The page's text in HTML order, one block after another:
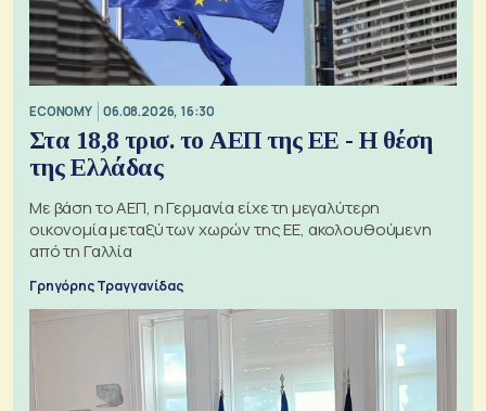
ECONOMY 06.08.2026, 16:30
Στα 18,8 τρισ. το ΑΕΠ της ΕΕ - Η θέση
της Ελλάδας
Με βάση το ΑΕΠ, η Γερμανία είχε τη μεγαλύτερη
οικονομία μεταξύ των χωρών της ΕΕ, ακολουθούμενη
από τη Γαλλία
Γρηγόρης Τραγγανίδας